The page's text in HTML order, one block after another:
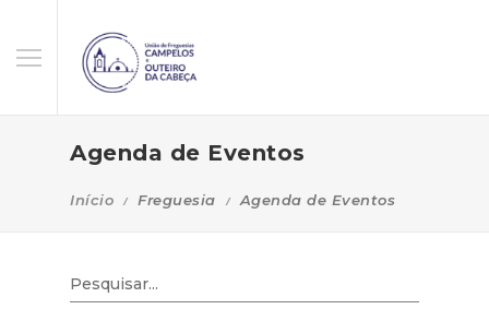
Agenda de Eventos
Início Freguesia Agenda de Eventos